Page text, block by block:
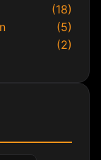
(18)
(5)
(2)